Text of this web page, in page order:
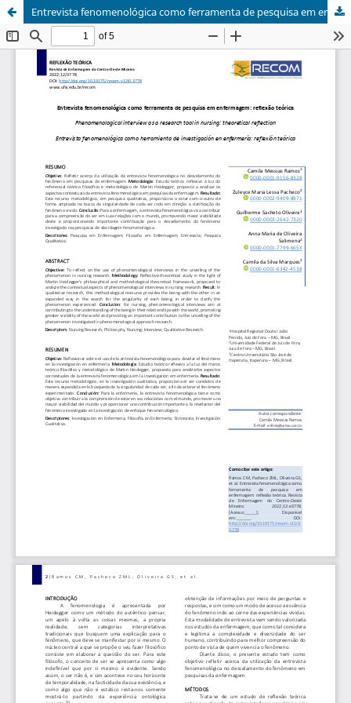
Entrevista fenomenológica como ferramenta de pesquisa em enfermagem: reflexão teórica